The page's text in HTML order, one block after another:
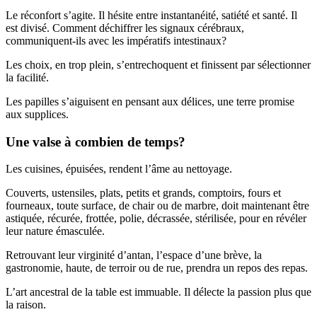
Le réconfort s’agite. Il hésite entre instantanéité, satiété et santé. Il
est divisé. Comment déchiffrer les signaux cérébraux,
communiquent-ils avec les impératifs intestinaux?
Les choix, en trop plein, s’entrechoquent et finissent par sélectionner
la facilité.
Les papilles s’aiguisent en pensant aux délices, une terre promise
aux supplices.
Une valse à combien de temps?
Les cuisines, épuisées, rendent l’âme au nettoyage.
Couverts, ustensiles, plats, petits et grands, comptoirs, fours et
fourneaux, toute surface, de chair ou de marbre, doit maintenant être
astiquée, récurée, frottée, polie, décrassée, stérilisée, pour en révéler
leur nature émasculée.
Retrouvant leur virginité d’antan, l’espace d’une brève, la
gastronomie, haute, de terroir ou de rue, prendra un repos des repas.
L’art ancestral de la table est immuable. Il délecte la passion plus que
la raison.